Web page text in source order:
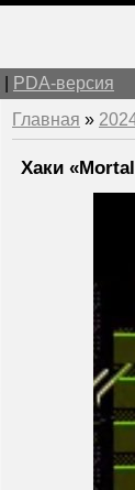
PDA-версия
Главная »
Хаки